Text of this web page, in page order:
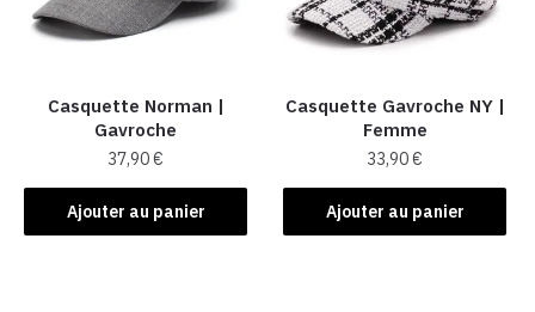
Casquette Norman |
Gavroche
37,90€
Ajouter au panier
Casquette Gavroche NY |
Femme
33,90€
Ajouter au panier